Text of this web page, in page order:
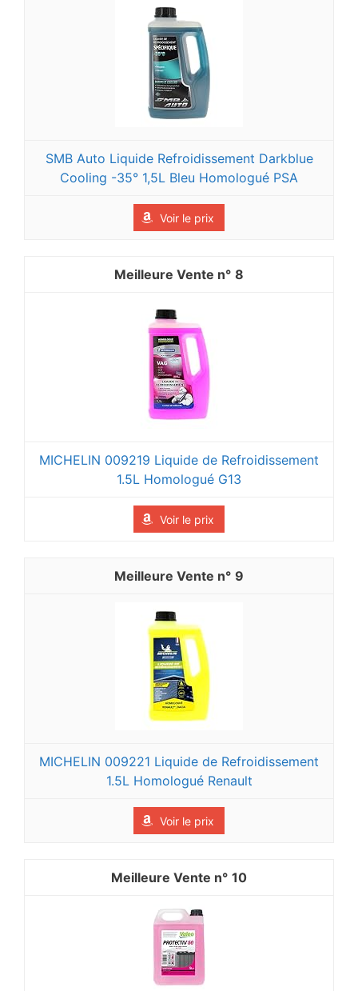
SMB Auto Liquide Refroidissement Darkblue
Cooling -35° 1,5L Bleu Homologué PSA
Voir le prix
8
MICHELIN 009219 Liquide de Refroidissement
1.5L Homologué G13
Voir le prix
9
MICHELIN 009221 Liquide de Refroidissement
1.5L Homologué Renault
Voir le prix
10